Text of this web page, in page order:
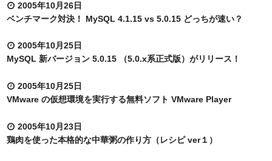
2005年10月26日
ベンチマーク対決！ MySQL 4.1.15 vs 5.0.15 どっちが速い？
2005年10月25日
MySQL 新バージョン 5.0.15 （5.0.x系正式版）がリリース！
2005年10月25日
VMware の仮想環境を実行する無料ソフト VMware Player
2005年10月23日
鶏肉を使った本格的な中華粥の作り方（レシピ ver１）